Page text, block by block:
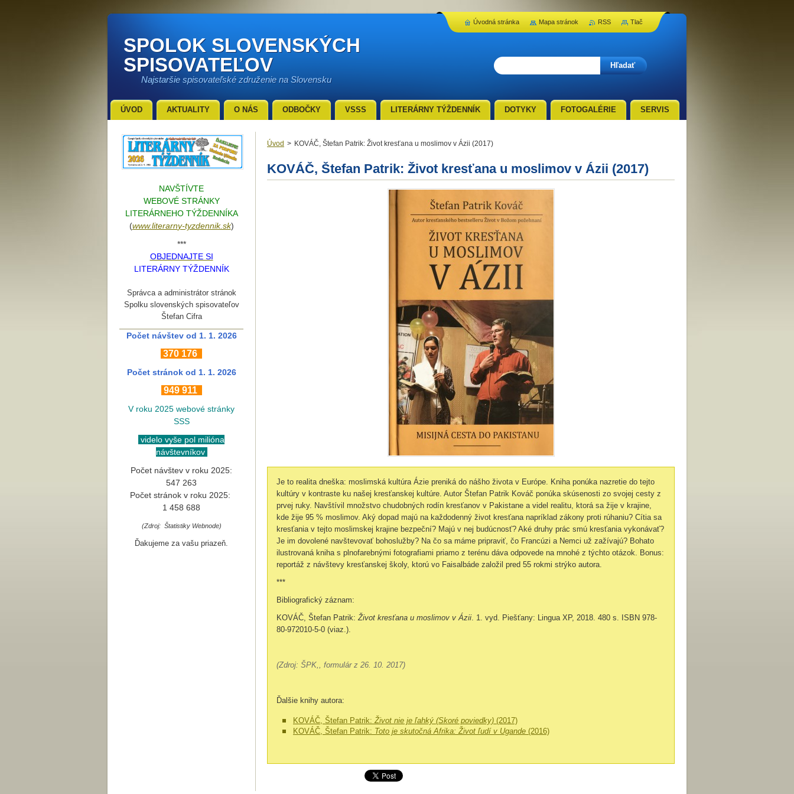
SPOLOK SLOVENSKÝCH
SPISOVATEĽOV
Najstaršie spisovateľské združenie na Slovensku
Úvod > KOVÁČ, Štefan Patrik: Život kresťana u moslimov v Ázii (2017)
KOVÁČ, Štefan Patrik: Život kresťana u moslimov v Ázii (2017)
Je to realita dneška: moslimská kultúra Ázie preniká do nášho života v Európe. Kniha ponúka nazretie do tejto
kultúry v kontraste ku našej kresťanskej kultúre. Autor Štefan Patrik Kováč ponúka skúsenosti zo svojej cesty z
prvej ruky. Navštívil množstvo chudobných rodín kresťanov v Pakistane a videl realitu, ktorá sa žije v krajine,
kde žije 95 % moslimov. Aký dopad majú na každodenný život kresťana napríklad zákony proti rúhaniu? Cítia sa
kresťania v tejto moslimskej krajine bezpeční? Majú v nej budúcnosť? Aké druhy prác smú kresťania vykonávať?
Je im dovolené navštevovať bohoslužby? Na čo sa máme pripraviť, čo Francúzi a Nemci už zažívajú? Bohato
ilustrovaná kniha s plnofarebnými fotografiami priamo z terénu dáva odpovede na mnohé z týchto otázok. Bonus:
reportáž z návštevy kresťanskej školy, ktorú vo Faisalbáde založil pred 55 rokmi strýko autora.
***
Bibliografický záznam:
KOVÁČ, Štefan Patrik:Život kresťana u moslimov v Ázii. 1. vyd. Piešťany: Lingua XP, 2018. 480 s. ISBN 978-
80-972010-5-0 (viaz.).
(Zdroj: ŠPK,, formulár z 26. 10. 2017)
Ďalšie knihy autora:
KOVÁČ, Štefan Patrik: Život nie je ľahký (Skoré poviedky) (2017)
KOVÁČ, Štefan Patrik: Toto je skutočná Afrika: Život ľudí v Ugande (2016)
NAVŠTÍVTE
WEBOVÉ STRÁNKY
LITERÁRNEHO TÝŽDENNÍKA
(www.literarny-tyzdennik.sk)
***
OBJEDNAJTE SI
LITERÁRNY TÝŽDENNÍK
Správca a administrátor stránok
Spolku slovenských spisovateľov
Štefan Cifra
Počet návštev od 1. 1. 2026
370 176
Počet stránok od 1. 1. 2026
949 911
V roku 2025 webové stránky
SSS
videlo vyše pol milióna
návštevníkov
Počet návštev v roku 2025:
547 263
Počet stránok v roku 2025:
1 458 688
(Zdroj: Štatistiky Webnode)
Ďakujeme za vašu priazeň.
ÚVOD AKTUALITY O NÁS ODBOČKY VSSS LITERÁRNY TÝŽDENNÍK DOTYKY FOTOGALÉRIE SERVIS
Úvodná stránka Mapa stránok RSS Tlač